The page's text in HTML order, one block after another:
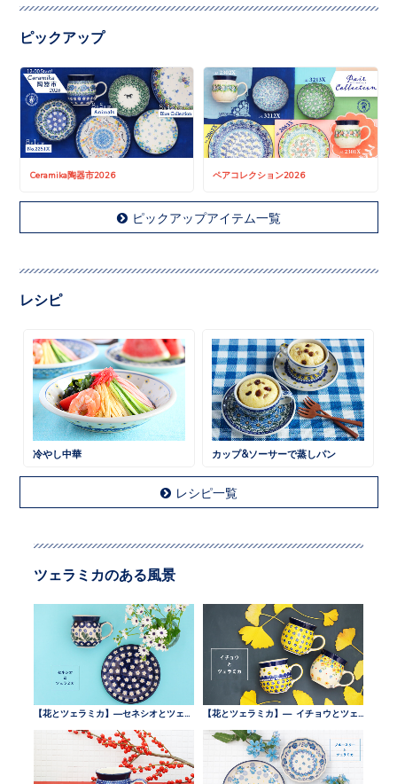
ピックアップ
Ceramika陶器市2026 ペアコレクション2026
ピックアップアイテム一覧
レシピ
冷やし中華 カップ&ソーサーで蒸しパン
レシピ一覧
ツェラミカのある風景